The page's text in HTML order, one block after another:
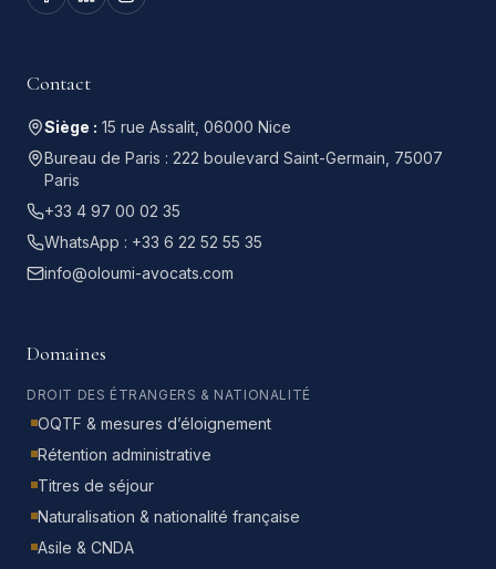
Contact
Siège : 15 rue Assalit, 06000 Nice
Bureau de Paris : 222 boulevard Saint-Germain, 75007
Paris
+33 4 97 00 02 35
WhatsApp : +33 6 22 52 55 35
info@oloumi-avocats.com
Domaines
DROIT DES ÉTRANGERS & NATIONALITÉ
OQTF & mesures d’éloignement
Rétention administrative
Titres de séjour
Naturalisation & nationalité française
Asile & CNDA